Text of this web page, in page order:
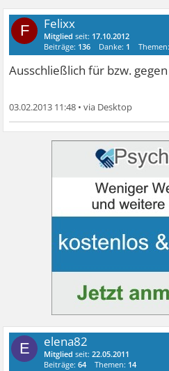
F Felixx
Mitglied seit: 17.10.2012
Beiträge: 136 Danke: 1
Ausschließlich für bzw.
03.02.2013 11:48 •
E elena82
Mitglied seit:22.05.2011
Beiträge:64 Themen: 14